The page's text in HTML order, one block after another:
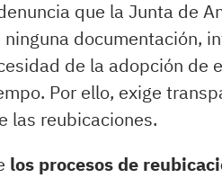
que la Junta de
documentación,
de la adopción de
Por ello, exige
las reubicaciones.
los procesos de